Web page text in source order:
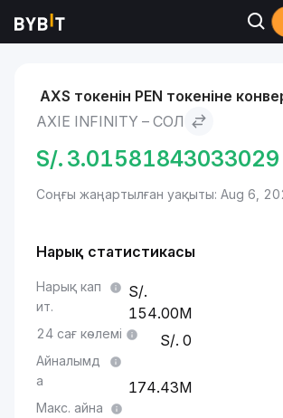
Нарықтар
AXS токенін PEN токеніне
AXIE INFINITY – СОЛ
S/. 3.01581843033029
Соңғы жаңартылған уақыты: Aug 6,
Нарық статистикасы
Нарық кап
ит.
154.00M
24 сағ көлемі 0
Айналымд
а
174.43M
Макс. айна